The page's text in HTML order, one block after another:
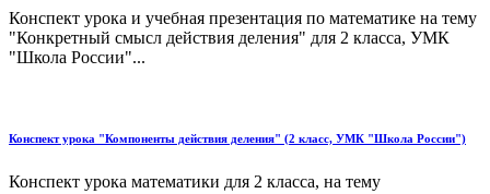
Конспект урока и учебная презентация по математике на тему
"Конкретный смысл действия деления" для 2 класса, УМК
"Школа России"...
Конспект урока "Компоненты действия деления" (2 класс, УМК "Школа России")
Конспект урока математики для 2 класса, на тему